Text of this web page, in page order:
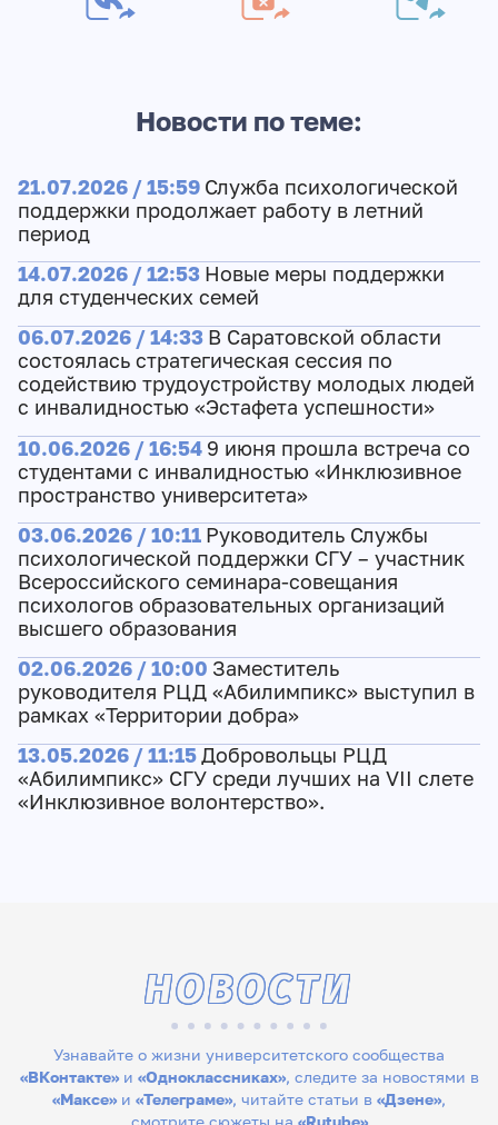
Новости по теме:
21.07.2026 / 15:59 Служба психологической
поддержки продолжает работу в летний
период
14.07.2026 / 12:53 Новые меры поддержки
для студенческих семей
06.07.2026 / 14:33 В Саратовской области
состоялась стратегическая сессия по
содействию трудоустройству молодых людей
с инвалидностью «Эстафета успешности»
10.06.2026 / 16:54 9 июня прошла встреча со
студентами с инвалидностью «Инклюзивное
пространство университета»
03.06.2026 / 10:11 Руководитель Службы
психологической поддержки СГУ – участник
Всероссийского семинара-совещания
психологов образовательных организаций
высшего образования
02.06.2026 / 10:00 Заместитель
руководителя РЦД «Абилимпикс» выступил в
рамках «Территории добра»
13.05.2026 / 11:15Добровольцы РЦД
«Абилимпикс» СГУ среди лучших на VII слете
«Инклюзивное волонтерство».
Узнавайте о жизни университетского сообщества
«ВКонтакте»и «Одноклассниках», следите за новостями в
«Максе» и «Телеграме», читайте статьи в «Дзене»,
смотрите сюжеты на «Rutube»
НОВОСТИ